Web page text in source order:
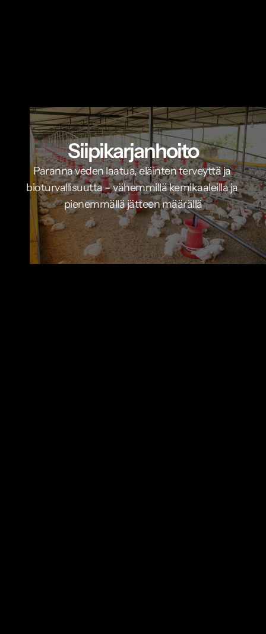
Siipikarjanhoito
Paranna veden laatua, eläinten terveyttä ja
bioturvallisuutta – vähemmillä kemikaaleilla ja
pienemmällä jätteen määrällä